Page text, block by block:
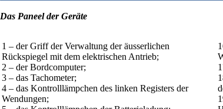
Das Paneel der Geräte
1 – der Griff der Verwaltung der äusserlichen
Rückspiegel mit dem elektrischen Antrieb;
2 – der Bordcomputer;
3 – das Tachometer;
4 – das Kontrolllämpchen des linken Registers der
Wendungen;